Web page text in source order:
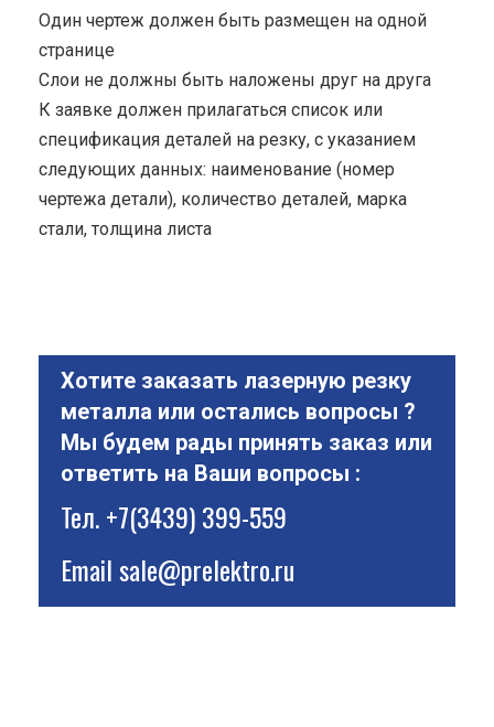
Один чертеж должен быть размещен на одной
странице
Cлои не должны быть наложены друг на друга
К заявке должен прилагаться список или
спецификация деталей на резку, с указанием
следующих данных: наименование (номер
чертежа детали), количество деталей, марка
стали, толщина листа
Хотите заказать лазерную резку
металла или остались вопросы ?
Мы будем рады принять заказ или
ответить на Ваши вопросы :
Тел.+7(3439) 399-559
Emailsale@prelektro.ru